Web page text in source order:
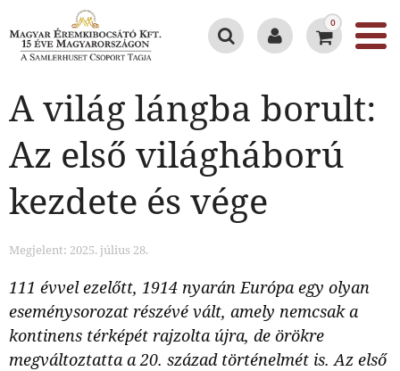
0
A világ lángba borult:
Az első világháború
kezdete és vége
Megjelent: 2025. július 28.
111 évvel ezelőtt, 1914 nyarán Európa egy olyan
eseménysorozat részévé vált, amely nemcsak a
kontinens térképét rajzolta újra, de örökre
megváltoztatta a 20. század történelmét is. Az első